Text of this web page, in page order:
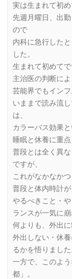
実は生まれて初め
先週月曜日、出
ので
内科に急行した
した。
生まれて初めてで
主治医の判断に
芸能界でもイン
いままで読み流
は、
カラーバス効果
睡眠と休養に重点
普段とは全く異
ですが、
これがなかなかつ
普段と体内時計が
やるべきこと・
ランスが一気に崩
何よりも、外出
外出しない・休
るかを悟りました
一方で、このよ
都」。